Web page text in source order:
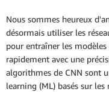
Nous sommes heureux
désormais utiliser les
pour entraîner les
rapidement avec une
algorithmes de CNN sont
learning (ML) basés sur